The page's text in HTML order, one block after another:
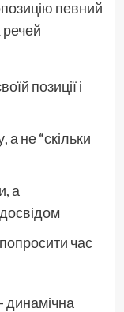
певний
речей
позиції і
не “скільки
а
час
динамічна